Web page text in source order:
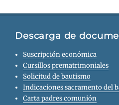
Descarga de
Suscripción económica
Cursillos prematrimoniales
Solicitud de bautismo
Indicaciones sacramento del
Carta padres comunión